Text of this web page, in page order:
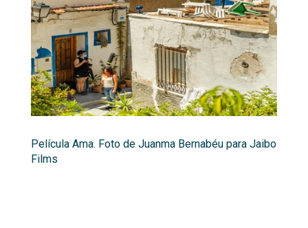
Película Ama. Foto de Juanma Bernabéu para Jaibo
Films